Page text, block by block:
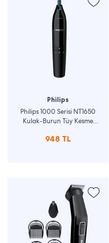
Philips
Philips 1000 Serisi NT1650
Kulak-Burun Tüy Kesme
948 TL